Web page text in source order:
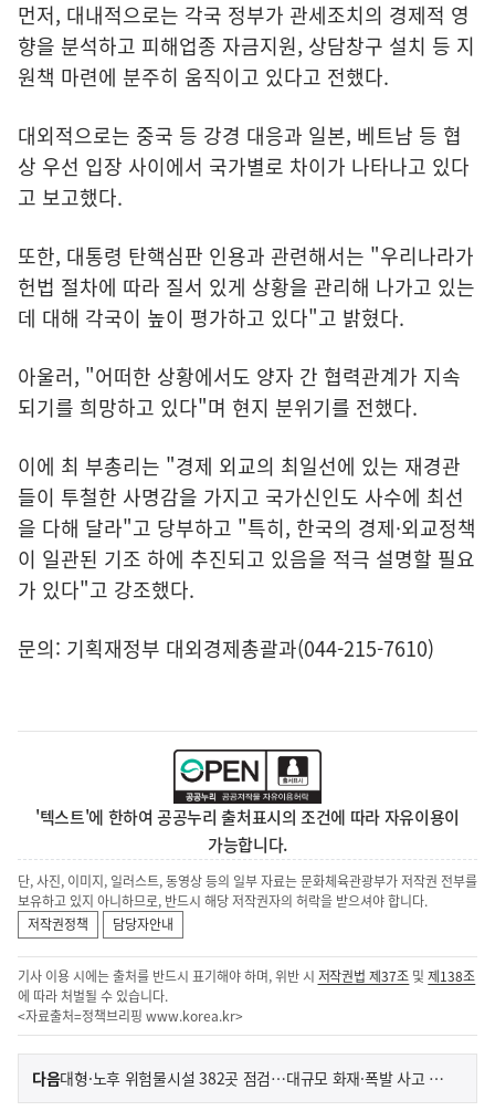
먼저, 대내적으로는 각국 정부가 관세조치의 경제적 영
향을 분석하고 피해업종 자금지원, 상담창구 설치 등 지
원책 마련에 분주히 움직이고 있다고 전했다.
대외적으로는 중국 등 강경 대응과 일본, 베트남 등 협
상 우선 입장 사이에서 국가별로 차이가 나타나고 있다
고 보고했다.
또한, 대통령 탄핵심판 인용과 관련해서는 "우리나라가
헌법 절차에 따라 질서 있게 상황을 관리해 나가고 있는
데 대해 각국이 높이 평가하고 있다"고 밝혔다.
아울러, "어떠한 상황에서도 양자 간 협력관계가 지속
되기를 희망하고 있다"며 현지 분위기를 전했다.
이에 최 부총리는 "경제 외교의 최일선에 있는 재경관
들이 투철한 사명감을 가지고 국가신인도 사수에 최선
을 다해 달라"고 당부하고 "특히, 한국의 경제·외교정책
이 일관된 기조 하에 추진되고 있음을 적극 설명할 필요
가 있다"고 강조했다.
문의: 기획재정부 대외경제총괄과(044-215-7610)
'텍스트'에 한하여 공공누리 출처표시의 조건에 따라 자유이용이
가능합니다.
단, 사진, 이미지, 일러스트, 동영상 등의 일부 자료는 문화체육관광부가 저작권 전부를
보유하고 있지 아니하므로, 반드시 해당 저작권자의 허락을 받으셔야 합니다.
저작권정책
담당자안내
기사 이용 시에는 출처를 반드시 표기해야 하며, 위반 시 저작권법 제37조 및제138조
에 따라 처벌될 수 있습니다.
<자료출처=정책브리핑 www.korea.kr>
이다음기
대형·노후 위험물시설 382곳 점검…대규모 화재·폭발 사고 예방